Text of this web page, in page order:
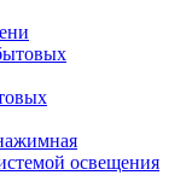
освещения